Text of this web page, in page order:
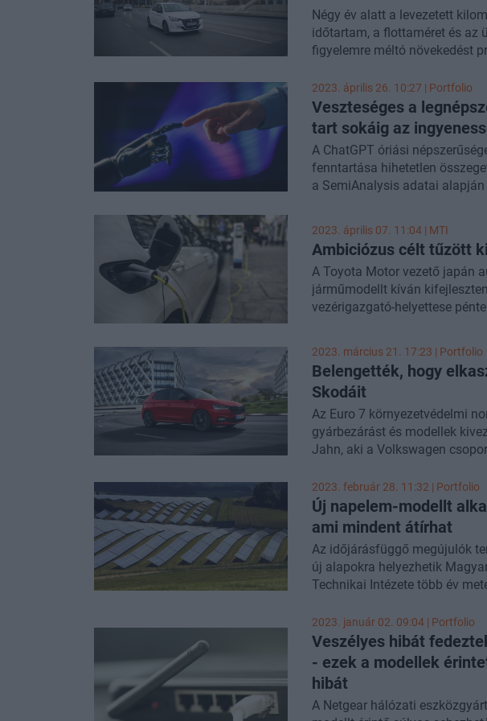
Négy év alatt a levezetett
időtartam, a flottaméret és az
figyelemre méltó növekedést
autókat, mint az indulás első
a megtett távolság
összegyűlt, közel 16 millió
tájékoztatta a szolgáltató a
2023. április 26. 10:27 | Portfolio
Veszteséges a
tart sokáig az
A ChatGPT óriási
fenntartása hihetetlen
a SemiAnalysis adatai
2023. április 07. 11:04 | MTI
Ambiciózus célt tűzött
A Toyota Motor vezető japán
járműmodellt kíván
vezérigazgató-helyettese
2023. március 21. 17:23 | Portfolio
Belengették, hogy
Skodáit
Az Euro 7 környezetvédelmi
gyárbezárást és modellek
Jahn, aki a Volkswagen
2023. február 28. 11:32 | Portfolio
Új napelem-modellt
ami mindent átírhat
Az időjárásfüggő megújulók
új alapokra helyezhetik
Technikai Intézete több év
államtitkár szerint ez az
mutat, miközben az Európai
szavaz.
2023. január 02. 09:04 | Portfolio
Veszélyes hibát
- ezek a modellek
hibát
A Netgear hálózati